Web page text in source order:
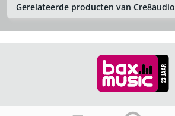
Gerelateerde producten van Cre8audio